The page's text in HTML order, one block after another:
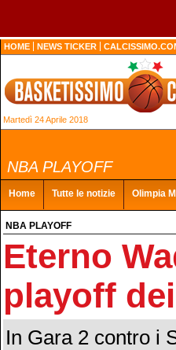
HOME NEWS TICKER
Martedì 24 Aprile 2018
NBA PLAYOFF
Home Tutte le notizie Olimpia
NBA PLAYOFF
Eterno
playoff
In Gara 2 contro i